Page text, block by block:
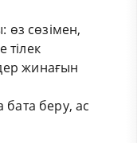
өз сөзімен,
тілек
жинағын
бата беру, ас